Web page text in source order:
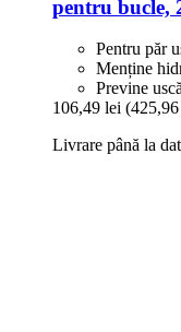
pentru bucle,
Pentru păr
Menține
Previne
106,49 lei
Livrare până la